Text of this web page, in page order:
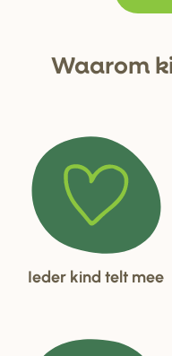
Waarom
Ieder kind telt mee